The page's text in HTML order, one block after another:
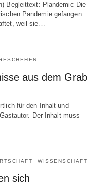
Begleittext: Plandemic Die
Pandemie gefangen
weil sie…
aus dem Grab
für den Inhalt und
Der Inhalt muss
WISSENSCHAFT
sich